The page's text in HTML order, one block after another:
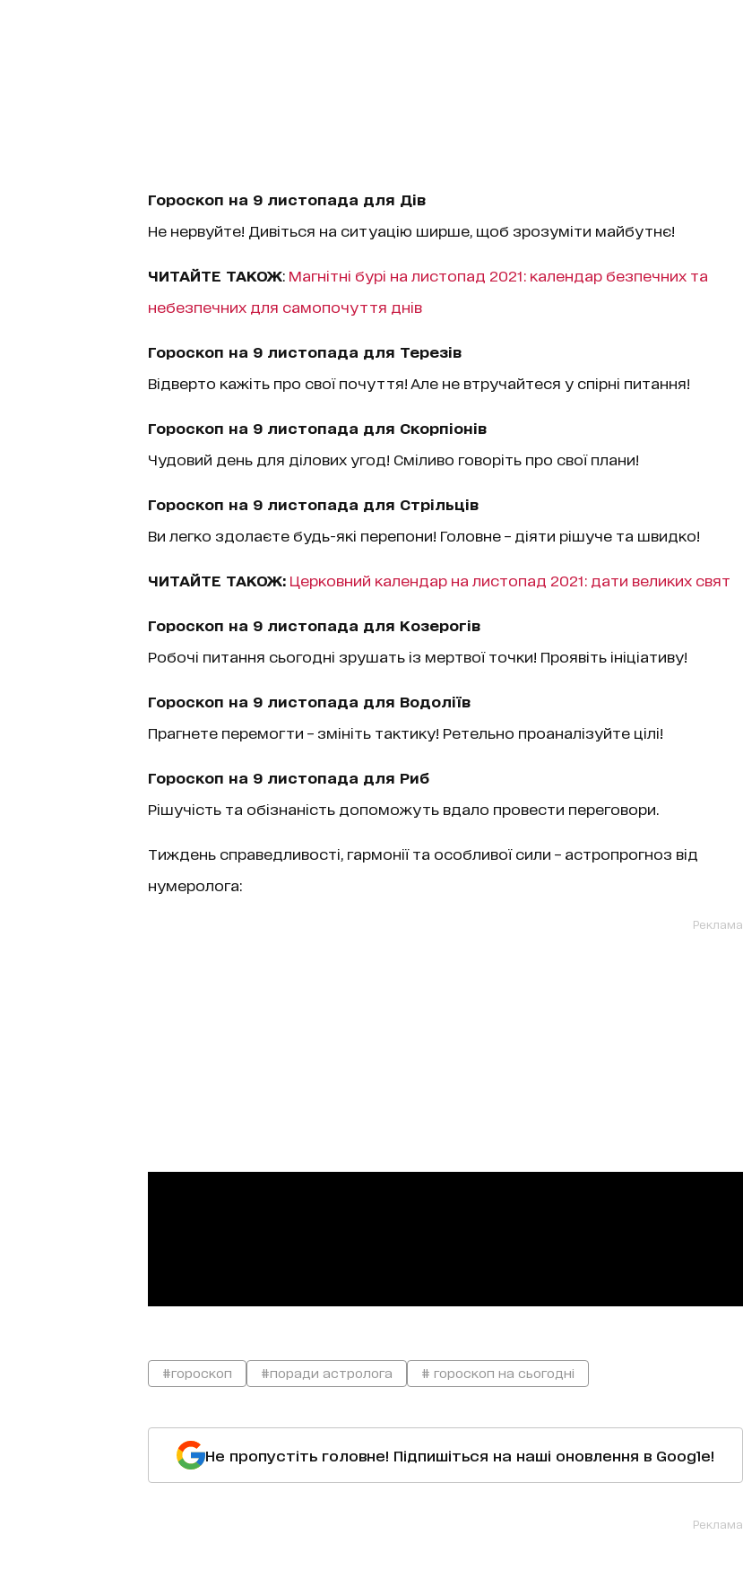
Гороскоп на 9 листопада для Дів
Не нервуйте! Дивіться на ситуацію ширше, щоб зрозуміти майбутнє!
ЧИТАЙТЕ ТАКОЖ: Магнітні бурі на листопад 2021: календар безпечних та
небезпечних для самопочуття днів
Гороскоп на 9 листопада для Терезів
Відверто кажіть про свої почуття! Але не втручайтеся у спірні питання!
Гороскоп на 9 листопада для Скорпіонів
Чудовий день для ділових угод! Сміливо говоріть про свої плани!
Гороскоп на 9 листопада для Стрільців
Ви легко здолаєте будь-які перепони! Головне – діяти рішуче та швидко!
ЧИТАЙТЕ ТАКОЖ: Церковний календар на листопад 2021: дати великих свят
Гороскоп на 9 листопада для Козерогів
Робочі питання сьогодні зрушать із мертвої точки! Проявіть ініціативу!
Гороскоп на 9 листопада для Водоліїв
Прагнете перемогти – змініть тактику! Ретельно проаналізуйте цілі!
Гороскоп на 9 листопада для Риб
Рішучість та обізнаність допоможуть вдало провести переговори.
Тиждень справедливості, гармонії та особливої сили – астропрогноз від
нумеролога:
Реклама
#гороскоп #поради астролога # гороскоп на сьогодні
Не пропустіть головне! Підпишіться на наші оновлення в Google!
Реклама